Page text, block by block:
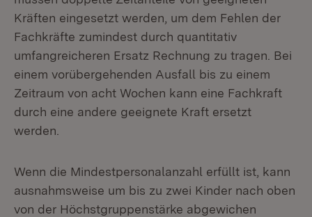
Kräften eingesetzt werden, um dem Fehlen der
Fachkräfte zumindest durch quantitativ
umfangreicheren Ersatz Rechnung zu tragen. Bei
einem vorübergehenden Ausfall bis zu einem
Zeitraum von acht Wochen kann eine Fachkraft
durch eine andere geeignete Kraft ersetzt
werden.
Wenn die Mindestpersonalanzahl erfüllt ist, kann
ausnahmsweise um bis zu zwei Kinder nach oben
von der Höchstgruppenstärke abgewichen